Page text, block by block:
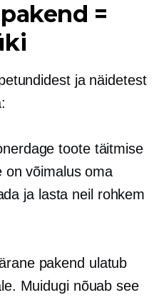
=
ja näidetest
toote täitmise
on võimalus oma
ja lasta neil rohkem
pakend ulatub
Muidugi nõuab see